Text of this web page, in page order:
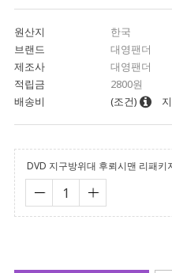
원산지
한국
브랜드
대영팬더
제조사
대영팬더
적립금
2800원
배송비
(조건)
DVD 지구방위대 후뢰시맨 리패키